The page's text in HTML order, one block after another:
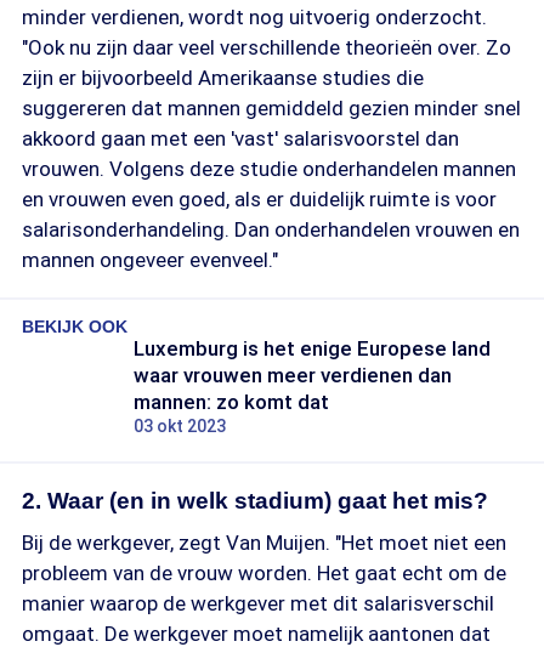
minder verdienen, wordt nog uitvoerig onderzocht.
"Ook nu zijn daar veel verschillende theorieën over. Zo
zijn er bijvoorbeeld Amerikaanse studies die
suggereren dat mannen gemiddeld gezien minder snel
akkoord gaan met een 'vast' salarisvoorstel dan
vrouwen. Volgens deze studie onderhandelen mannen
en vrouwen even goed, als er duidelijk ruimte is voor
salarisonderhandeling. Dan onderhandelen vrouwen en
mannen ongeveer evenveel."
BEKIJK OOK
Luxemburg is het enige Europese land
waar vrouwen meer verdienen dan
mannen: zo komt dat
03 okt 2023
2. Waar (en in welk stadium) gaat het mis?
Bij de werkgever, zegt Van Muijen. "Het moet niet een
probleem van de vrouw worden. Het gaat echt om de
manier waarop de werkgever met dit salarisverschil
omgaat. De werkgever moet namelijk aantonen dat